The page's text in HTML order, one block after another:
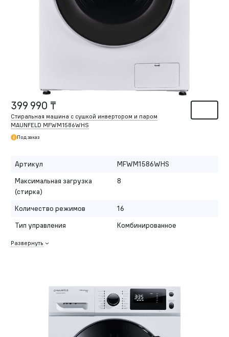
399 990 ₸
Стиральная машина c сушкой инвертором и паром
MAUNFELD MFWM1586WHS
Под заказ
Артикул
MFWM1586WHS
Максимальная загрузка
(стирка)
8
Количество режимов
16
Тип управления
Комбинированное
Развернуть